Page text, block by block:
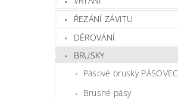
ŘEZÁNÍ ZÁVITU
DĚROVÁNÍ
BRUSKY
Pásové brusky PÁSOVEC
Brusné pásy